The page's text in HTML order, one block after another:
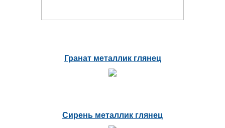
Гранат металлик глянец
Сирень металлик глянец